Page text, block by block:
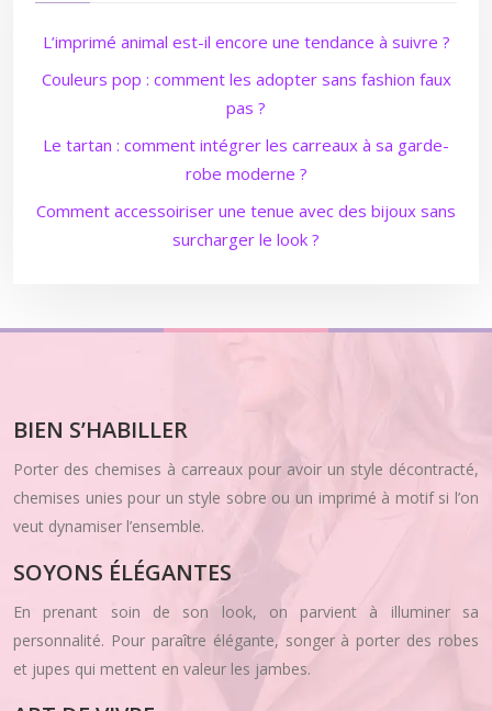
L’imprimé animal est-il encore une tendance à suivre ?
Couleurs pop : comment les adopter sans fashion faux
pas ?
Le tartan : comment intégrer les carreaux à sa garde-
robe moderne ?
Comment accessoiriser une tenue avec des bijoux sans
surcharger le look ?
BIEN S’HABILLER
Porter des chemises à carreaux pour avoir un style décontracté,
chemises unies pour un style sobre ou un imprimé à motif si l’on
veut dynamiser l’ensemble.
SOYONS ÉLÉGANTES
En prenant soin de son look, on parvient à illuminer sa
personnalité. Pour paraître élégante, songer à porter des robes
et jupes qui mettent en valeur les jambes.